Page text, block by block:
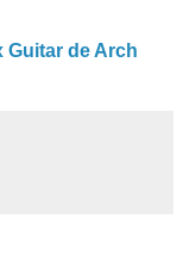
Guitar de Arch